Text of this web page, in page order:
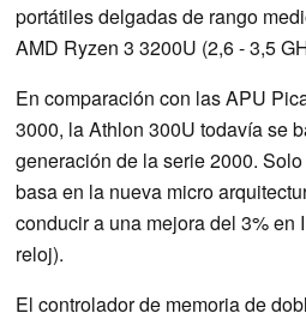
portátiles delgadas de rango
AMD Ryzen 3 3200U (2,6 - 3,5
En comparación con las APU
3000, la Athlon 300U todavía se
generación de la serie 2000.
basa en la nueva micro
conducir a una mejora del 3% en
reloj).
El controlador de memoria de